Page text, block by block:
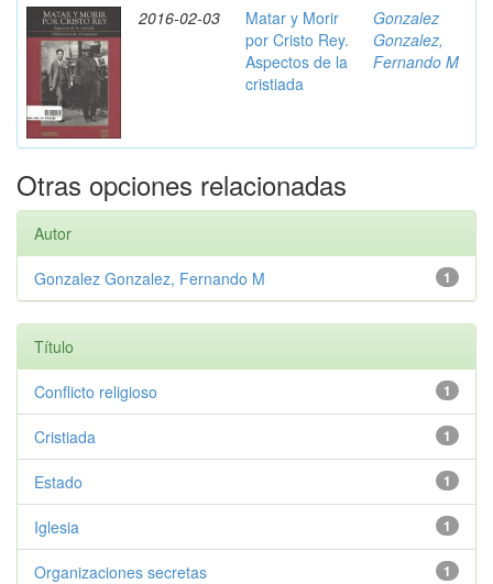
2016-02-03
Matar y Morir
por Cristo Rey.
Aspectos de la
cristiada
Gonzalez
Gonzalez,
Fernando M
Otras opciones relacionadas
Autor
1
Gonzalez Gonzalez, Fernando M
Título
1
Conflicto religioso
1
Cristiada
1
Estado
1
Iglesia
1
Organizaciones secretas